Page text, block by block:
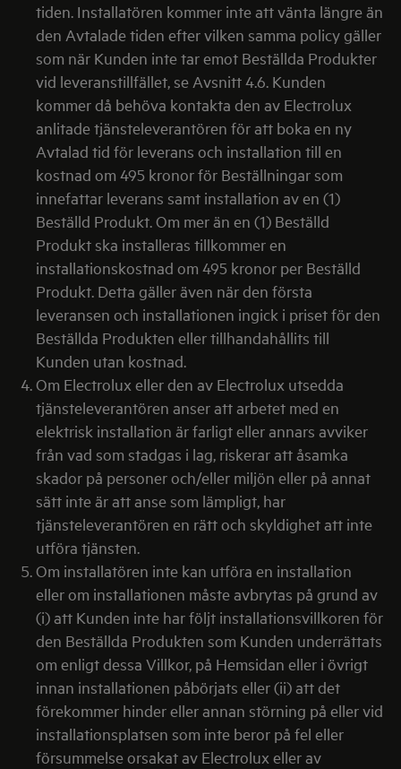
tiden. Installatören kommer inte att vänta längre än
den Avtalade tiden efter vilken samma policy gäller
som när Kunden inte tar emot Beställda Produkter
vid leveranstillfället, se Avsnitt 4.6. Kunden
kommer då behöva kontakta den av Electrolux
anlitade tjänsteleverantören för att boka en ny
Avtalad tid för leverans och installation till en
kostnad om 495 kronor för Beställningar som
innefattar leverans samt installation av en (1)
Beställd Produkt. Om mer än en (1) Beställd
Produkt ska installeras tillkommer en
installationskostnad om 495 kronor per Beställd
Produkt. Detta gäller även när den första
leveransen och installationen ingick i priset för den
Beställda Produkten eller tillhandahållits till
Kunden utan kostnad.
Om Electrolux eller den av Electrolux utsedda
tjänsteleverantören anser att arbetet med en
elektrisk installation är farligt eller annars avviker
från vad som stadgas i lag, riskerar att åsamka
skador på personer och/eller miljön eller på annat
sätt inte är att anse som lämpligt, har
tjänsteleverantören en rätt och skyldighet att inte
utföra tjänsten.
Om installatören inte kan utföra en installation
eller om installationen måste avbrytas på grund av
(i) att Kunden inte har följt installationsvillkoren för
den Beställda Produkten som Kunden underrättats
om enligt dessa Villkor, på Hemsidan eller i övrigt
innan installationen påbörjats eller (ii) att det
förekommer hinder eller annan störning på eller vid
installationsplatsen som inte beror på fel eller
försummelse orsakat av Electrolux eller av